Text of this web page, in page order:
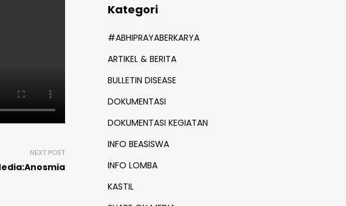
NEXT POST
Kategori
#ABHIPRAYABERKARYA
ARTIKEL & BERITA
BULLETIN DISEASE
DOKUMENTASI
DOKUMENTASI KEGIATAN
INFO BEASISWA
INFO LOMBA
KASTIL